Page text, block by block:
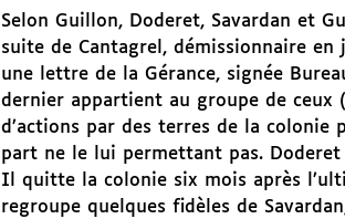
Selon Guillon, Doderet, Savardan et
suite de Cantagrel, démissionnaire en
une lettre de la Gérance, signée
dernier appartient au groupe de ceux
d’actions par des terres de la colonie
part ne le lui permettant pas.
Il quitte la colonie six mois après
regroupe quelques fidèles de